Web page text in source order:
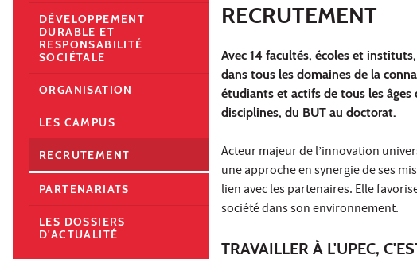
RECRUTEMENT
Avec 14 facultés, écoles et
dans tous les domaines de la
étudiants et actifs de tous les
disciplines, du BUT au doctorat.
Acteur majeur de l’innovation
une approche en synergie de ses
lien avec les partenaires. Elle
société dans son environnement.
TRAVAILLER À L'UPEC,
DÉVELOPPEMENT
DURABLE ET
RESPONSABILITÉ
SOCIÉTALE
ORGANISATION
LES CAMPUS
RECRUTEMENT
PARTENARIATS
LES DOSSIERS
D'ACTUALITÉ